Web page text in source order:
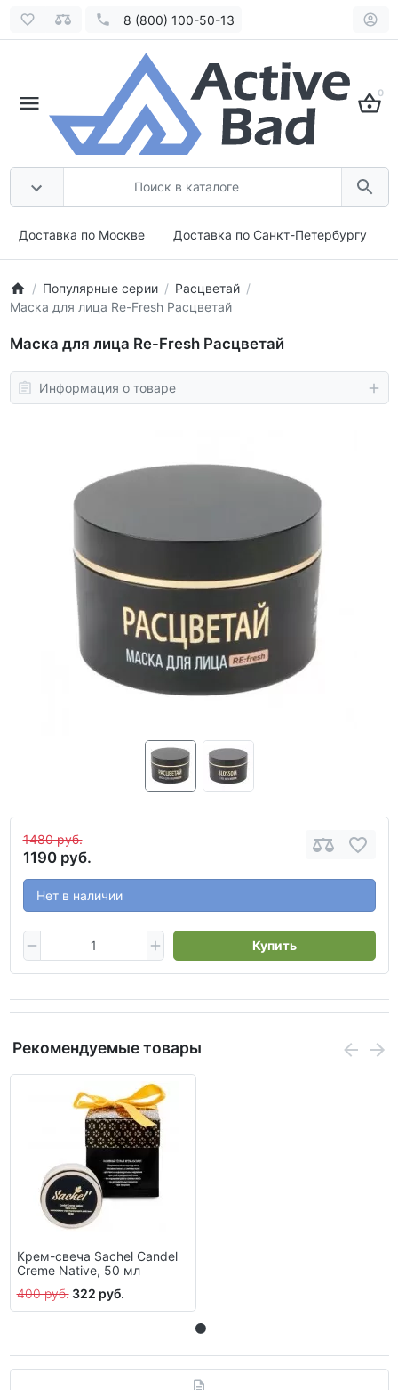
8 (800) 100-50-13
0
Доставка по Москве Доставка по Санкт-Петербургу
Популярные серии
Расцветай
Маска для лица Re-Fresh Расцветай
Маска для лица Re-Fresh Расцветай
Информация о товаре
1480 руб.
1190 руб.
Нет в наличии
Купить
Рекомендуемые товары
Крем-свеча Sachel Candel
Creme Native, 50 мл
400 руб. 322 руб.